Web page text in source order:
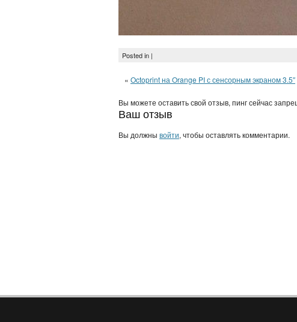
Posted in |
« Octoprint на Orange PI с сенсорным экраном 3.5″
Вы можете оставить свой отзыв, пинг сейчас
Ваш отзыв
Вы должны войти, чтобы оставлять комментарии.